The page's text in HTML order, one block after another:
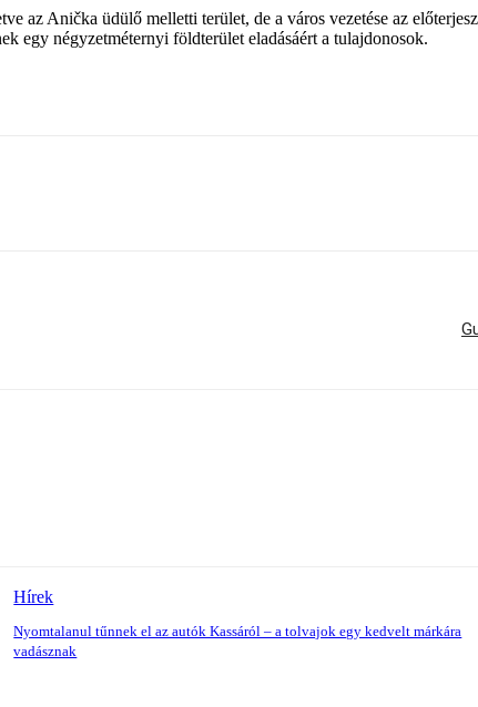
az Anička üdülő melletti terület, de a város vezetése az
egy négyzetméternyi földterület eladásáért a tulajdonosok.
Hírek
Nyomtalanul tűnnek el az autók Kassáról – a tolvajok egy kedvelt márkára
vadásznak